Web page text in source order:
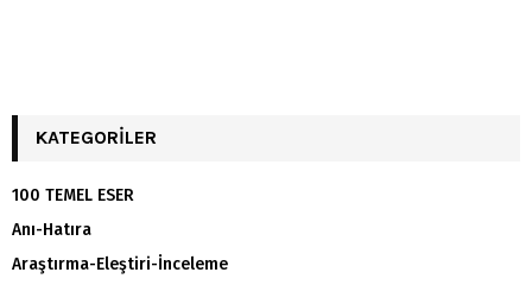
KATEGORILER
100 TEMEL ESER
Anı-Hatıra
Araştırma-Eleştiri-İnceleme